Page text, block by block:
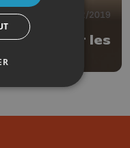
07/02/2019
surveiller les